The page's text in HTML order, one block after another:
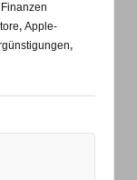
, Apple-
,